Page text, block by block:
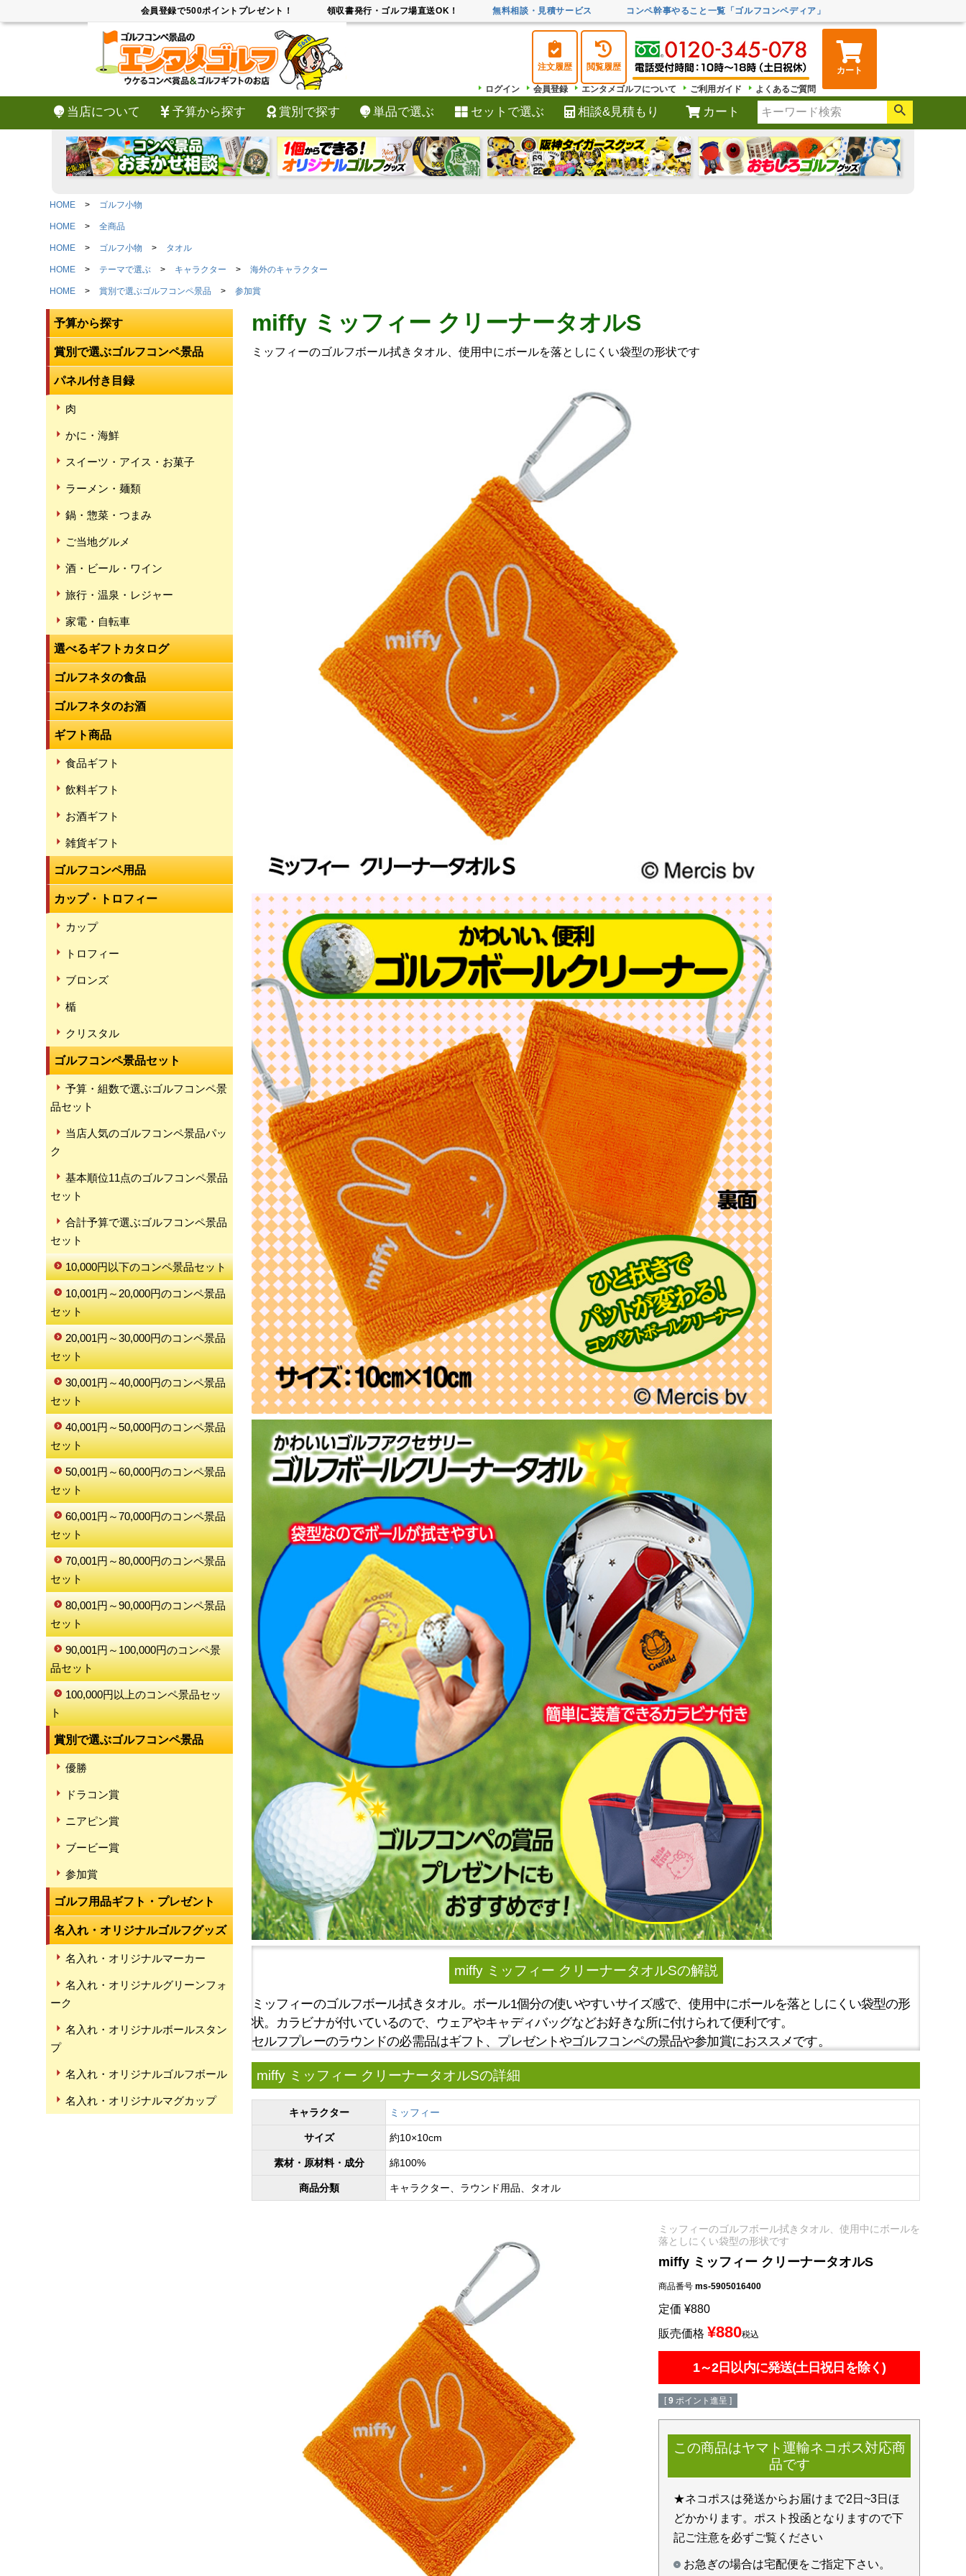
会員登録で500ポイントプレゼント！ 領収書発行・ゴルフ場直送OK！ 無料相談・見積サービス コンペ幹事やること一覧「ゴルフコンペディア」
注文履歴 閲覧履歴
カート
ログイン
会員登録 エンタメゴルフについて ご利用ガイド よくあるご質問
当店について 予算から探す 賞別で探す 単品で選ぶ セットで選ぶ 相談&見積もり カート
検索
HOME ゴルフ小物
HOME 全商品
HOME ゴルフ小物 タオル
HOME テーマで選ぶ キャラクター 海外のキャラクター
HOME 賞別で選ぶゴルフコンペ景品 参加賞
予算から探す
賞別で選ぶゴルフコンペ景品
パネル付き目録
肉
かに・海鮮
スイーツ・アイス・お菓子
ラーメン・麺類
鍋・惣菜・つまみ
ご当地グルメ
酒・ビール・ワイン
旅行・温泉・レジャー
家電・自転車
選べるギフトカタログ
ゴルフネタの食品
ゴルフネタのお酒
ギフト商品
食品ギフト
飲料ギフト
お酒ギフト
雑貨ギフト
ゴルフコンペ用品
カップ・トロフィー
カップ
トロフィー
ブロンズ
楯
クリスタル
ゴルフコンペ景品セット
予算・組数で選ぶゴルフコンペ景
品セット
当店人気のゴルフコンペ景品パッ
ク
基本順位11点のゴルフコンペ景品
セット
合計予算で選ぶゴルフコンペ景品
セット
10,000円以下のコンペ景品セット
10,001円～20,000円のコンペ景品
セット
20,001円～30,000円のコンペ景品
セット
30,001円～40,000円のコンペ景品
セット
40,001円～50,000円のコンペ景品
セット
50,001円～60,000円のコンペ景品
セット
60,001円～70,000円のコンペ景品
セット
70,001円～80,000円のコンペ景品
セット
80,001円～90,000円のコンペ景品
セット
90,001円～100,000円のコンペ景
品セット
100,000円以上のコンペ景品セッ
ト
賞別で選ぶゴルフコンペ景品
優勝
ドラコン賞
ニアピン賞
ブービー賞
参加賞
ゴルフ用品ギフト・プレゼント
名入れ・オリジナルゴルフグッズ
名入れ・オリジナルマーカー
名入れ・オリジナルグリーンフォ
ーク
名入れ・オリジナルボールスタン
プ
名入れ・オリジナルゴルフボール
名入れ・オリジナルマグカップ
miffy ミッフィー クリーナータオルS
ミッフィーのゴルフボール拭きタオル、使用中にボールを落としにくい袋型の形状です
miffy ミッフィー クリーナータオルSの解説
ミッフィーのゴルフボール拭きタオル。ボール1個分の使いやすいサイズ感で、使用中にボールを落としにくい袋型の形
状。カラビナが付いているので、ウェアやキャディバッグなどお好きな所に付けられて便利です。
セルフプレーのラウンドの必需品はギフト、プレゼントやゴルフコンペの景品や参加賞におススメです。
miffy ミッフィー クリーナータオルSの詳細
キャラクター ミッフィー
サイズ 約10×10cm
素材・原材料・成分 綿100%
商品分類 キャラクター、ラウンド用品、タオル
ミッフィーのゴルフボール拭きタオル、使用中にボールを
落としにくい袋型の形状です
miffy ミッフィー クリーナータオルS
商品番号 ms-5905016400
定価 ¥880
販売価格 ¥880税込
1～2日以内に発送(土日祝日を除く)
[ 9 ポイント進呈 ]
この商品はヤマト運輸ネコポス対応商
品です
★ネコポスは発送からお届けまで2日~3日ほ
どかかります。ポスト投函となりますので下
記ご注意を必ずご覧ください
お急ぎの場合は宅配便をご指定下さい。